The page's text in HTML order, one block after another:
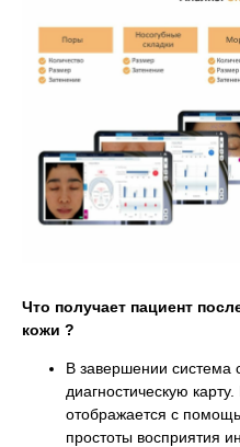
Что получает пациент
кожи ?
В завершении система
диагностическую
отображается с
простоты восприятия